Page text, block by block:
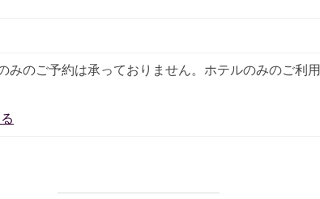
みのご予約は承っておりません。ホテルのみのご利